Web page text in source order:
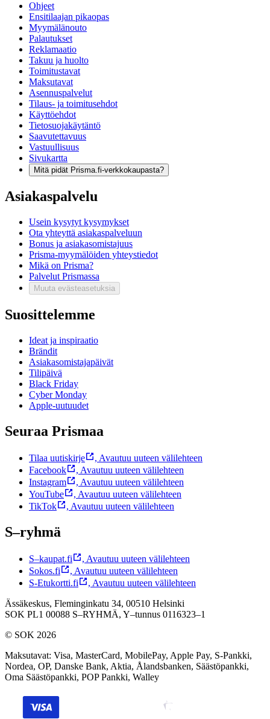
Ohjeet
Ensitilaajan pikaopas
Myymälänouto
Palautukset
Reklamaatio
Takuu ja huolto
Toimitustavat
Maksutavat
Asennuspalvelut
Tilaus- ja toimitusehdot
Käyttöehdot
Tietosuojakäytäntö
Saavutettavuus
Vastuullisuus
Sivukartta
Mitä pidät Prisma.fi-verkkokaupasta?
Asiakaspalvelu
Usein kysytyt kysymykset
Ota yhteyttä asiakaspalveluun
Bonus ja asiakasomistajuus
Prisma-myymälöiden yhteystiedot
Mikä on Prisma?
Palvelut Prismassa
Muuta evästeasetuksia
Suosittelemme
Ideat ja inspiraatio
Brändit
Asiakasomistajapäivät
Tilipäivä
Black Friday
Cyber Monday
Apple-uutuudet
Seuraa Prismaa
Tilaa uutiskirje , Avautuu uuteen välilehteen
Facebook
, Avautuu uuteen välilehteen
Instagram
, Avautuu uuteen välilehteen
YouTube
, Avautuu uuteen välilehteen
TikTok
, Avautuu uuteen välilehteen
S–ryhmä
S–kaupat.fi , Avautuu uuteen välilehteen
Sokos.fi
, Avautuu uuteen välilehteen
S-Etukortti.fi
, Avautuu uuteen välilehteen
Ässäkeskus, Fleminginkatu 34, 00510 Helsinki
SOK PL1 00088 S–RYHMÄ, Y–tunnus 0116323–1
© SOK 2026
Maksutavat: Visa, MasterCard, MobilePay, Apple Pay, S-Pankki,
Nordea, OP, Danske Bank, Aktia, Ålandsbanken, Säästöpankki,
Oma Säästöpankki, POP Pankki, Walley